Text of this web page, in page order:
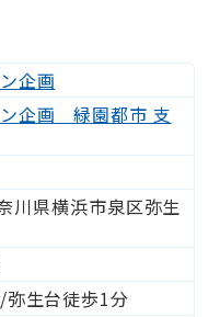
企画
企画 緑園都市 支
川県横浜市泉区弥生
生台徒歩1分